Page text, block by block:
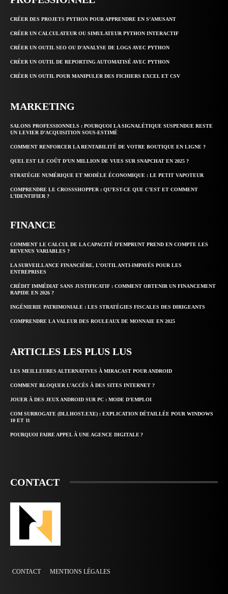
CRÉER DES PROJETS PYTHON POUR APPRENDRE EN S’AMUSANT
CRÉER UN CALCULATEUR OU SIMULATEUR PYTHON INTERACTIF
CRÉER UN OUTIL SEO OU D’ANALYSE DE LOGS AVEC PYTHON
CRÉER UN OUTIL DE REPORTING AUTOMATISÉ AVEC PYTHON
CRÉER UN OUTIL POUR MANIPULER DES FICHIERS EXCEL ET CSV
MARKETING
SALONS PROFESSIONNELS : POURQUOI LA SIGNALÉTIQUE SUSPENDUE RESTE
UN LEVIER D’ACQUISITION SOUS-ESTIMÉ
COMMENT RENFORCER LA RENTABILITÉ DE VOTRE BOUTIQUE EN LIGNE ?
QUEL EST LE COÛT D’UN MILLION DE VUES SUR SNAPCHAT EN 2025 ?
STRATÉGIE NUMÉRIQUE ET MODÈLE ÉCONOMIQUE : LE PETIT VAPOTEUR
COMPRENDRE LE CROSSSHOPPER : QU’EST-CE QUE C’EST ET COMMENT
L’IDENTIFIER ?
FINANCE
COMMENT LE CALCUL DE LA CAPACITÉ D’EMPRUNT PREND EN COMPTE LES
REVENUS VARIABLES ?
LA SURVEILLANCE FINANCIÈRE, L’OUTIL ANTI-IMPAYÉS POUR LES
ENTREPRISES
CRÉDIT IMMÉDIAT SANS JUSTIFICATIF : COMMENT OBTENIR UN FINANCEMENT
RAPIDE EN 2026 ?
INGÉNIERIE PATRIMONIALE : LES STRATÉGIES FISCALES DES DIRIGEANTS
COMPRENDRE LA VALEUR DES ROULEAUX DE MONNAIE EN 2025
ARTICLES LES PLUS LUS
LES MEILLEURES ALTERNATIVES À MIRACAST POUR ANDROID
COMMENT BLOQUER L’ACCÈS À DES SITES INTERNET ?
JOUER À DES JEUX ANDROID SUR PC : MODE D’EMPLOI
COM SURROGATE (DLLHOST.EXE) : EXPLICATION DÉTAILLÉE POUR WINDOWS
10 ET 11
POURQUOI FAIRE APPEL À UNE AGENCE DIGITALE ?
CONTACT
CONTACT MENTIONS LÉGALES